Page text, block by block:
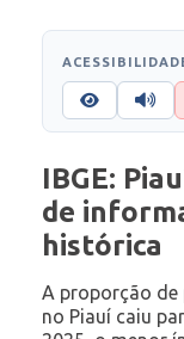
IBGE:
de
histórica
A proporção de
no Piauí caiu